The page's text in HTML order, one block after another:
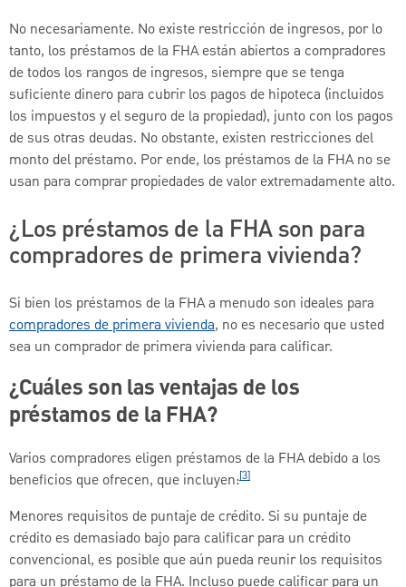
No necesariamente. No existe restricción de ingresos, por lo
tanto, los préstamos de la FHA están abiertos a compradores
de todos los rangos de ingresos, siempre que se tenga
suficiente dinero para cubrir los pagos de hipoteca (incluidos
los impuestos y el seguro de la propiedad), junto con los pagos
de sus otras deudas. No obstante, existen restricciones del
monto del préstamo. Por ende, los préstamos de la FHA no se
usan para comprar propiedades de valor extremadamente alto.
¿Los préstamos de la FHA son para
compradores de primera vivienda?
Si bien los préstamos de la FHA a menudo son ideales para
compradores de primera vivienda, no es necesario que usted
sea un comprador de primera vivienda para calificar.
¿Cuáles son las ventajas de los
préstamos de la FHA?
Varios compradores eligen préstamos de la FHA debido a los
beneficios que ofrecen, que incluyen:[3]
Menores requisitos de puntaje de crédito. Si su puntaje de
crédito es demasiado bajo para calificar para un crédito
convencional, es posible que aún pueda reunir los requisitos